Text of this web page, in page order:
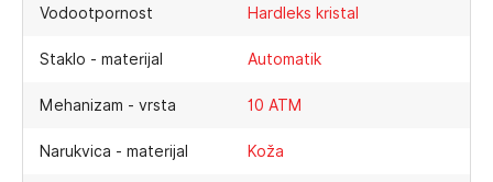
Vodootpornost Hardleks kristal
Staklo - materijal Automatik
Mehanizam - vrsta 10 ATM
Narukvica - materijal Koža